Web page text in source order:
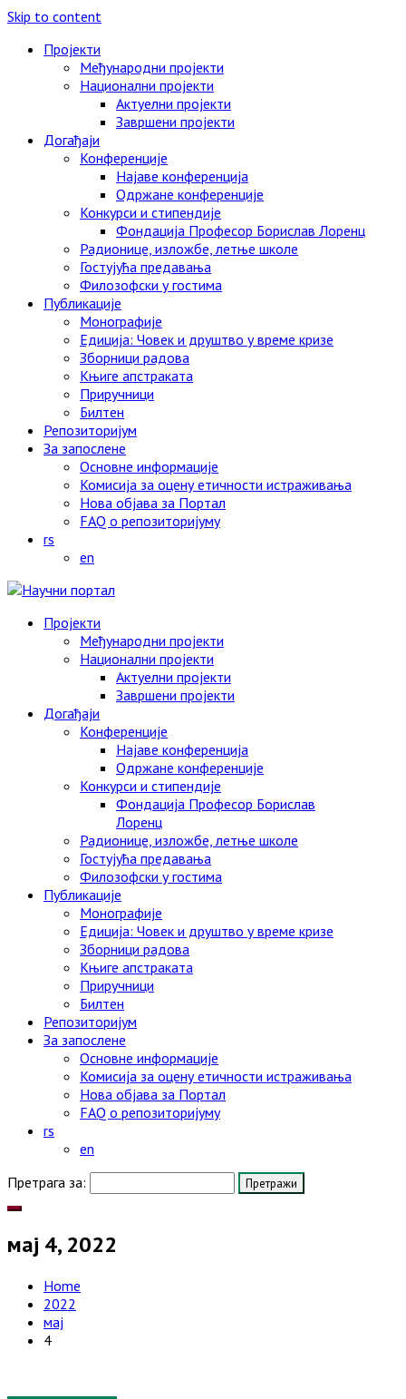
Skip to content
Пројекти
Међународни пројекти
Национални пројекти
Актуелни пројекти
Завршени пројекти
Догађаји
Конференције
Најаве конференција
Одржане конференције
Конкурси и стипендије
Фондација Професор Борислав Лоренц
Радионице, изложбе, летње школе
Гостујућа предавања
Филозофски у гостима
Публикације
Монографије
Едиција: Човек и друштво у време кризе
Зборници радова
Књиге апстраката
Приручници
Билтен
Репозиторијум
За запослене
Основне информације
Комисија за оцену етичности истраживања
Нова објава за Портал
FAQ o репозиторијуму
rs
en
Пројекти
Међународни пројекти
Национални пројекти
Актуелни пројекти
Завршени пројекти
Догађаји
Конференције
Најаве конференција
Одржане конференције
Конкурси и стипендије
Фондација Професор Борислав
Лоренц
Радионице, изложбе, летње школе
Гостујућа предавања
Филозофски у гостима
Публикације
Монографије
Едиција: Човек и друштво у време кризе
Зборници радова
Књиге апстраката
Приручници
Билтен
Репозиторијум
За запослене
Основне информације
Комисија за оцену етичности истраживања
Нова објава за Портал
FAQ o репозиторијуму
rs
en
Претрага за:
мај 4, 2022
Home
2022
мај
4